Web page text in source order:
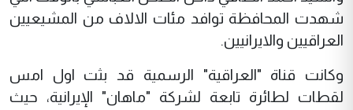
شهدت المحافظة توافد مئات الالاف من المشيعيين
العراقيين والايرانيين.
وكانت قناة "العراقية" الرسمية قد بثت اول امس
لقطات لطائرة تابعة لشركة "ماهان" الإيرانية، حيث